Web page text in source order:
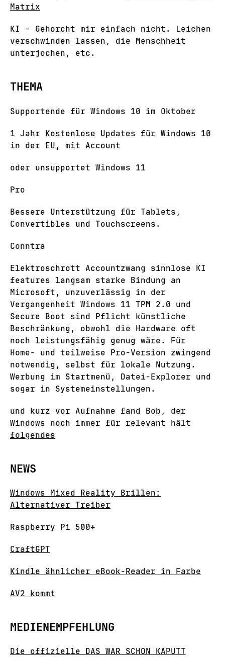
Matrix
KI - Gehorcht mir einfach nicht. Leichen
verschwinden lassen, die Menschheit
unterjochen, etc.
THEMA
Supportende für Windows 10 im Oktober
1 Jahr Kostenlose Updates für Windows 10
in der EU, mit Account
oder unsupportet Windows 11
Pro
Bessere Unterstützung für Tablets,
Convertibles und Touchscreens.
Conntra
Elektroschrott Accountzwang sinnlose KI
features langsam starke Bindung an
Microsoft, unzuverlässig in der
Vergangenheit Windows 11 TPM 2.0 und
Secure Boot sind Pflicht künstliche
Beschränkung, obwohl die Hardware oft
noch leistungsfähig genug wäre. Für
Home- und teilweise Pro-Version zwingend
notwendig, selbst für lokale Nutzung.
Werbung im Startmenü, Datei-Explorer und
sogar in Systemeinstellungen.
und kurz vor Aufnahme fand Bob, der
Windows noch immer für relevant hält
folgendes
NEWS
Windows Mixed Reality Brillen:
Alternativer Treiber
Raspberry Pi 500+
CraftGPT
Kindle ähnlicher eBook-Reader in Farbe
AV2 kommt
MEDIENEMPFEHLUNG
Die offizielle DAS WAR SCHON KAPUTT